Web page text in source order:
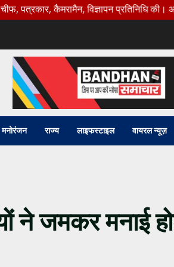
विज्ञापन प्रतिनिधि की। आप संपर्क करे
मनोरंजन राज्य लाइफस्टाइल वायरल न्यूज़
ने जमकर मनाई